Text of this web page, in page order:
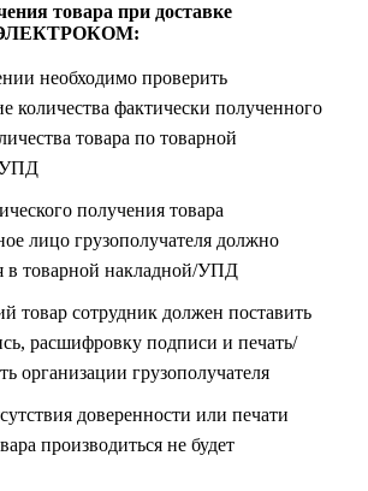
товара при доставке
ЭЛЕКТРОКОМ:
необходимо проверить
количества фактически полученного
товара по товарной
УПД
получения товара
лицо грузополучателя должно
в товарной накладной/УПД
товар сотрудник должен поставить
расшифровку подписи и печать/
организации грузополучателя
доверенности или печати
производиться не будет